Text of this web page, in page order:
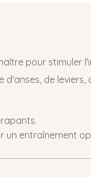
pour stimuler
d'anses, de
un entraînement